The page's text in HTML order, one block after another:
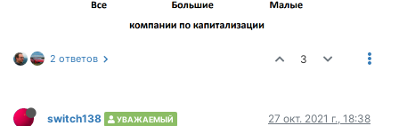
2 ответов 3
switch138 УВАЖАЕМЫЙ 27 окт. 2021 г., 18:38